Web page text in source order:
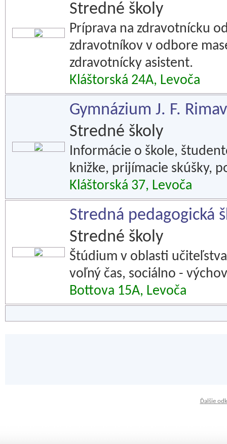
Stredné školy
Príprava na zdravotnícku
zdravotníkov v odbore
zdravotnícky asistent.
Kláštorská 24A, Levoča
Gymnázium J. F.
Stredné školy
Informácie o škole,
knižke, prijímacie skúšky,
Kláštorská 37, Levoča
Stredná pedagogická
Stredné školy
Štúdium v oblasti
voľný čas, sociálno -
Bottova 15A, Levoča
Ďalšie